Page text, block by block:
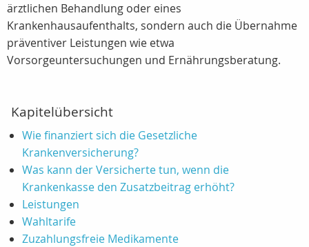
ärztlichen Behandlung oder eines
Krankenhausaufenthalts, sondern auch die Übernahme
präventiver Leistungen wie etwa
Vorsorgeuntersuchungen und Ernährungsberatung.
Kapitelübersicht
Wie finanziert sich die Gesetzliche
Krankenversicherung?
Was kann der Versicherte tun, wenn die
Krankenkasse den Zusatzbeitrag erhöht?
Leistungen
Wahltarife
Zuzahlungsfreie Medikamente